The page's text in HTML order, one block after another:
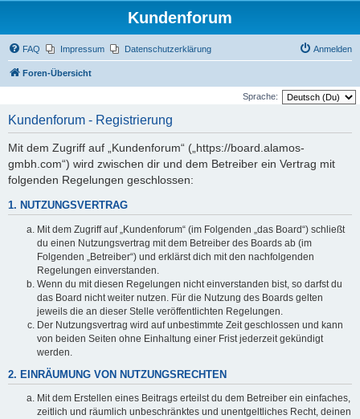
Kundenforum
FAQ Impressum Datenschutzerklärung Anmelden
Foren-Übersicht
Sprache:
Kundenforum - Registrierung
Mit dem Zugriff auf „Kundenforum“ („https://board.alamos-
gmbh.com“) wird zwischen dir und dem Betreiber ein Vertrag mit
folgenden Regelungen geschlossen:
1. NUTZUNGSVERTRAG
Mit dem Zugriff auf „Kundenforum“ (im Folgenden „das Board“) schließt
du einen Nutzungsvertrag mit dem Betreiber des Boards ab (im
Folgenden „Betreiber“) und erklärst dich mit den nachfolgenden
Regelungen einverstanden.
Wenn du mit diesen Regelungen nicht einverstanden bist, so darfst du
das Board nicht weiter nutzen. Für die Nutzung des Boards gelten
jeweils die an dieser Stelle veröffentlichten Regelungen.
Der Nutzungsvertrag wird auf unbestimmte Zeit geschlossen und kann
von beiden Seiten ohne Einhaltung einer Frist jederzeit gekündigt
werden.
2. EINRÄUMUNG VON NUTZUNGSRECHTEN
Mit dem Erstellen eines Beitrags erteilst du dem Betreiber ein einfaches,
zeitlich und räumlich unbeschränktes und unentgeltliches Recht, deinen